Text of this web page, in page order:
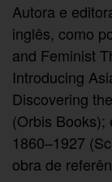
Autora e
inglês, como
and Feminist
Introducing
Discovering
(Orbis Books);
1860–1927
obra de